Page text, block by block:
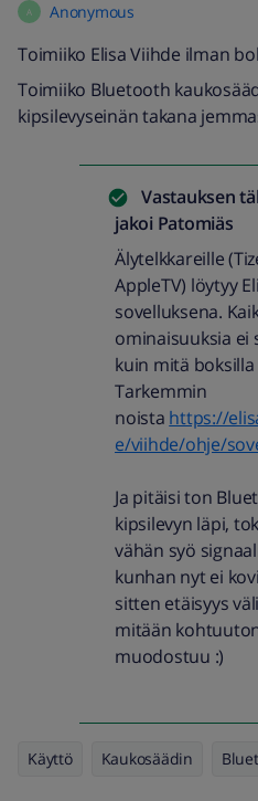
A Anonymous
Toimiiko Elisa Viihde ilman
Toimiiko Bluetooth
kipsilevyseinän takana
Vastauksen
jakoi Patomiäs
Älytelkkareille
AppleTV) löytyy
sovelluksena.
ominaisuuksia ei
kuin mitä
Tarkemmin
noista https://
e/viihde/ohje/
Ja pitäisi ton
kipsilevyn läpi,
vähän syö
kunhan nyt ei
sitten etäisyys
mitään
muodostuu :)
Käyttö Kaukosäädin